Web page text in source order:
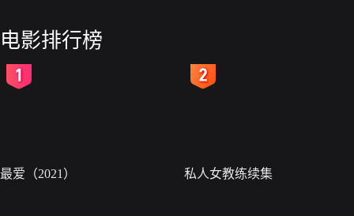
电影排行榜
最爱（2021） 私人女教练续集